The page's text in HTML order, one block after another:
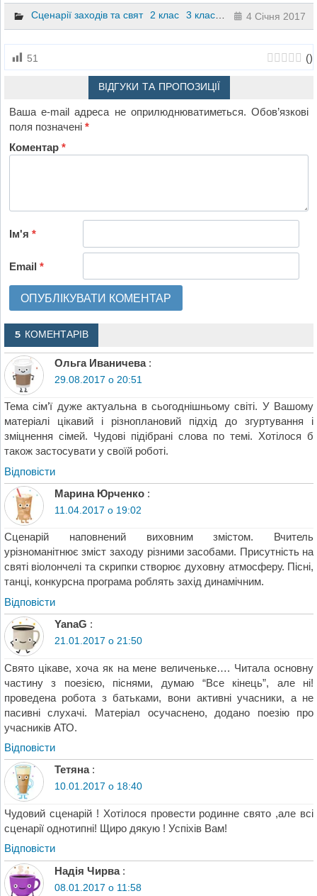
Сценарії заходів та свят 2 клас 3 клас 4 клас4 Січня 2017
51 ()
ВІДГУКИ ТА ПРОПОЗИЦІЇ
Ваша e-mail адреса не оприлюднюватиметься. Обов’язкові
поля позначені*
Коментар*
Ім'я*
Email*
5 КОМЕНТАРІВ
Ольга Иваничева :
29.08.2017 о 20:51
Тема сім’ї дуже актуальна в сьогоднішньому світі. У Вашому
матеріалі цікавий і різноплановий підхід до згуртування і
зміцнення сімей. Чудові підібрані слова по темі. Хотілося б
також застосувати у своїй роботі.
Відповіcти
Марина Юрченко :
11.04.2017 о 19:02
Сценарій наповнений виховним змістом. Вчитель
урізноманітнює зміст заходу різними засобами. Присутність на
святі віолончелі та скрипки створює духовну атмосферу. Пісні,
танці, конкурсна програма роблять захід динамічним.
Відповіcти
YanaG :
21.01.2017 о 21:50
Свято цікаве, хоча як на мене величеньке…. Читала основну
частину з поезією, піснями, думаю “Все кінець”, але ні!
проведена робота з батьками, вони активні учасники, а не
пасивні слухачі. Матеріал осучаснено, додано поезію про
учасників АТО.
Відповіcти
Тетяна :
10.01.2017 о 18:40
Чудовий сценарій ! Хотілося провести родинне свято ,але всі
сценарії однотипні! Щиро дякую ! Успіхів Вам!
Відповіcти
Надія Чирва :
08.01.2017 о 11:58